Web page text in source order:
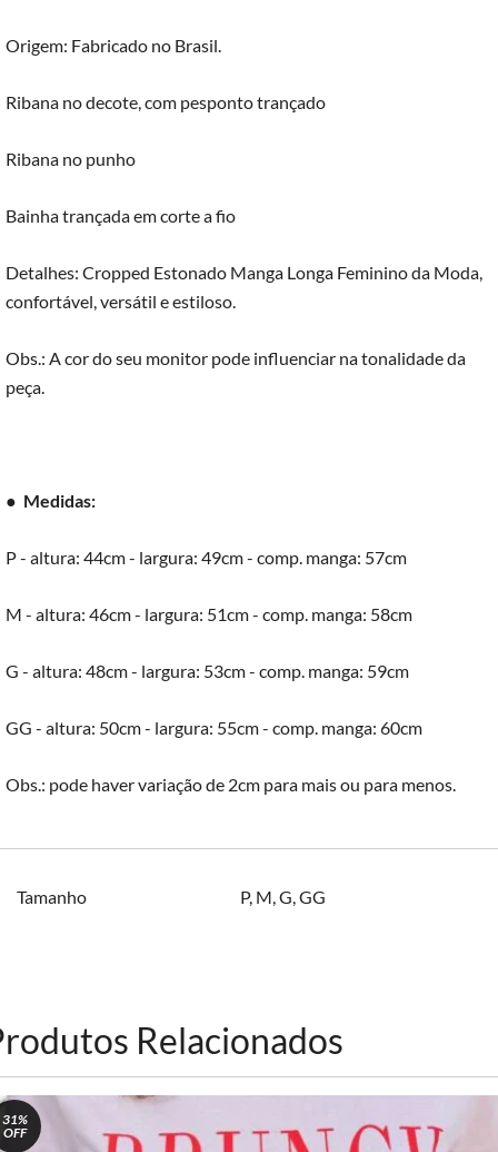
Origem: Fabricado no Brasil.
Ribana no decote, com pesponto trançado
Ribana no punho
Bainha trançada em corte a fio
Detalhes: Cropped Estonado Manga Longa Feminino da Moda,
confortável, versátil e estiloso.
Obs.: A cor do seu monitor pode influenciar na tonalidade da
peça.
● Medidas:
P - altura: 44cm - largura: 49cm - comp. manga: 57cm
M - altura: 46cm - largura: 51cm - comp. manga: 58cm
G - altura: 48cm - largura: 53cm - comp. manga: 59cm
GG - altura: 50cm - largura: 55cm - comp. manga: 60cm
Obs.: pode haver variação de 2cm para mais ou para menos.
Tamanho P, M,G,GG
Relacionados
31%
OFF